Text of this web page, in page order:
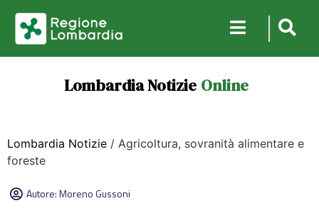
Lombardia Notizie Online
Lombardia Notizie / Agricoltura, sovranità alimentare e
foreste
Autore:Moreno Gussoni